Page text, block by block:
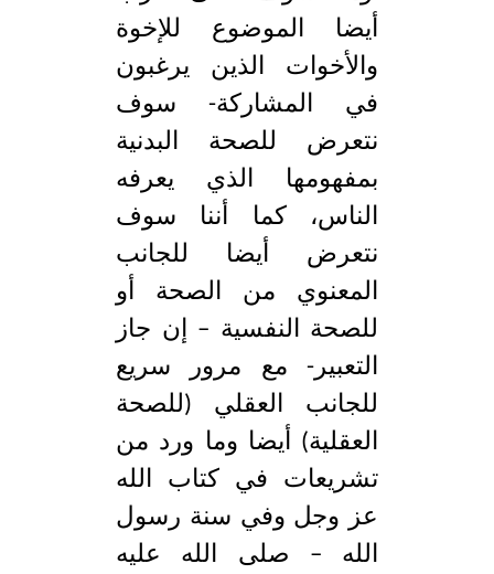
أيضا الموضوع للإخوة
والأخوات الذين يرغبون
في المشاركة- سوف
نتعرض للصحة البدنية
بمفهومها الذي يعرفه
الناس، كما أننا سوف
نتعرض أيضا للجانب
المعنوي من الصحة أو
للصحة النفسية – إن جاز
التعبير- مع مرور سريع
للجانب العقلي (للصحة
العقلية) أيضا وما ورد من
تشريعات في كتاب الله
عز وجل وفي سنة رسول
الله – صلى الله عليه